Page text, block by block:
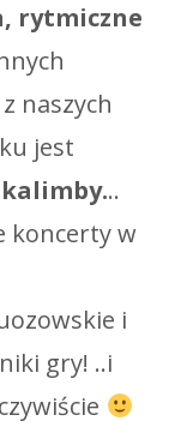
rytmiczne
naszych
jest
kalimby...
koncerty w
i
gry! ..i